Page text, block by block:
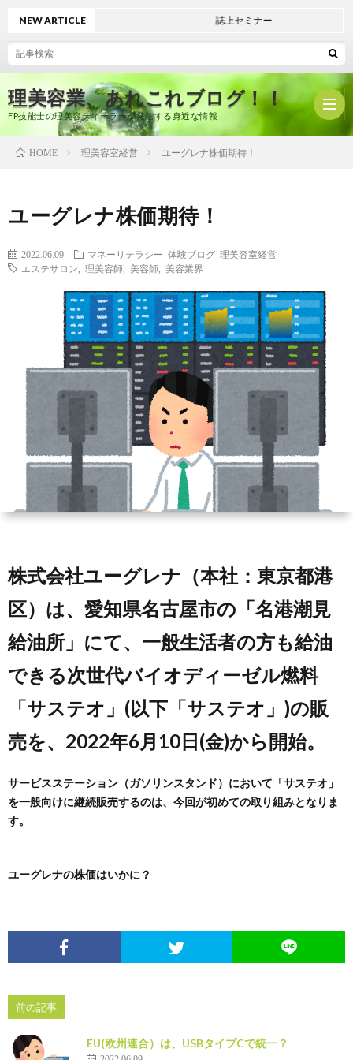
理美容業、あれこれブログ！！
FP技能士の理美容ディーラーが発信する身近な情報
イ
フ
問
美
や」
NEW ARTICLE 誌上セミナー
HOME 理美容室経営 ユーグレナ株価期待！
ユーグレナ株価期待！
2022.06.09 マネーリテラシー 体験ブログ 理美容室経営
エステサロン
理美容師 美容師 美容業界
株式会社ユーグレナ（本社：東京都港
区）は、愛知県名古屋市の「名港潮見
給油所」にて、一般生活者の方も給油
できる次世代バイオディーゼル燃料
「サステオ」(以下「サステオ」)の販
売を、2022年6月10日(金)から開始。
サービスステーション（ガソリンスタンド）において「サステオ」
を一般向けに継続販売するのは、今回が初めての取り組みとなりま
す。
ユーグレナの株価はいかに？
前の記事
EU(欧州連合）は、USBタイプCで統一？